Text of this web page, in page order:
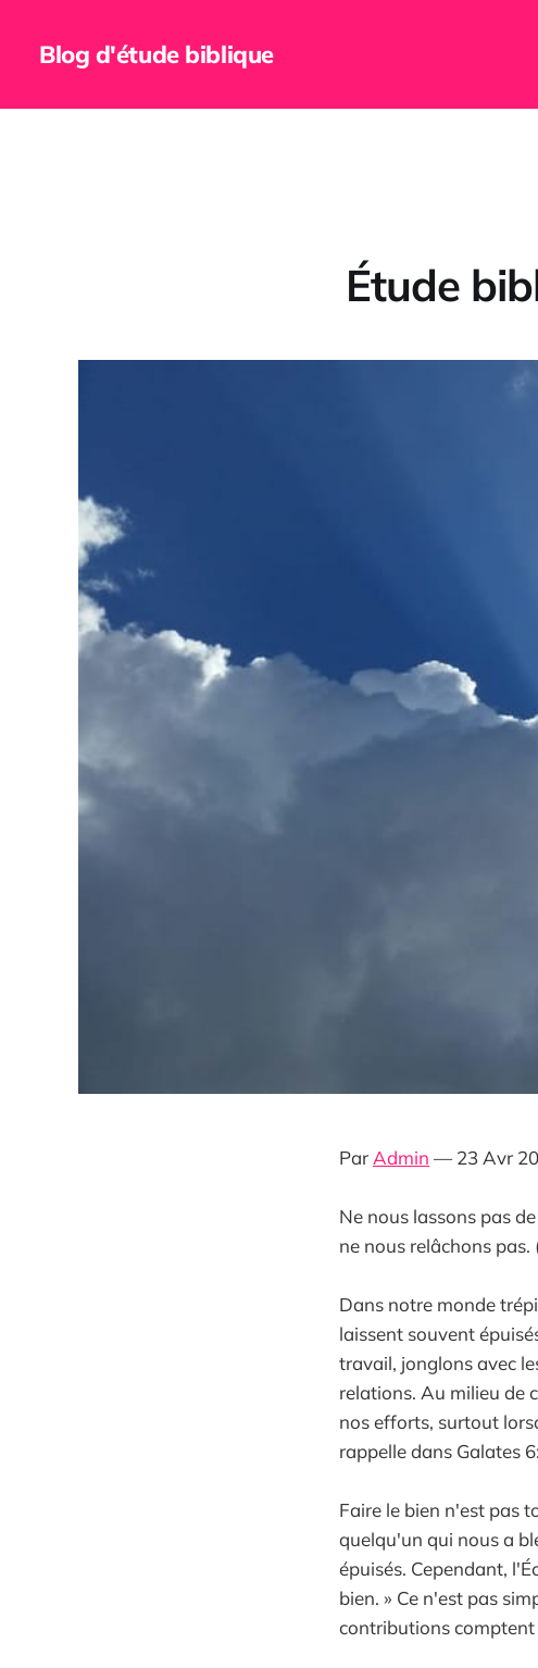
Blog d'étude biblique
Étude
Par Admin — 23 Avr
Ne nous lassons pas
ne nous relâchons pas.
Dans notre monde
laissent souvent
travail, jonglons avec
relations. Au milieu de
nos efforts, surtout
rappelle dans Galates
Faire le bien n'est pas
quelqu'un qui nous a
épuisés. Cependant,
bien. » Ce n'est pas
contributions comptent